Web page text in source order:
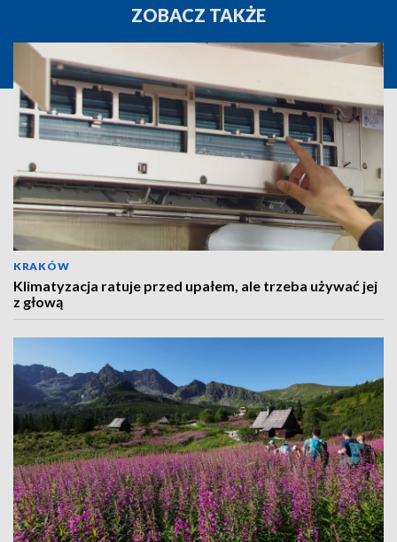
ZOBACZ TAKŻE
KRAKÓW
Klimatyzacja ratuje przed upałem, ale trzeba używać jej
z głową